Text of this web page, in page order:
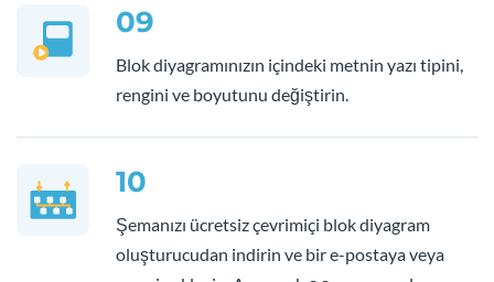
09
Blok diyagramınızın içindeki metnin yazı tipini,
rengini ve boyutunu değiştirin.
10
Şemanızı ücretsiz çevrimiçi blok diyagram
oluşturucudan indirin ve bir e-postaya veya